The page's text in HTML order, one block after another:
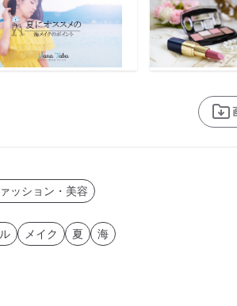
ッション・美容
メイク 夏 海